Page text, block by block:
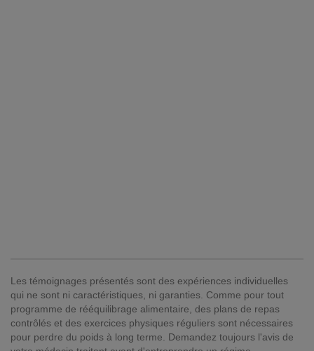
Les témoignages présentés sont des expériences individuelles
qui ne sont ni caractéristiques, ni garanties. Comme pour tout
programme de rééquilibrage alimentaire, des plans de repas
contrôlés et des exercices physiques réguliers sont nécessaires
pour perdre du poids à long terme. Demandez toujours l'avis de